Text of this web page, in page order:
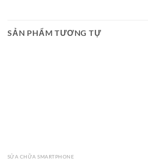
SẢN PHẨM TƯƠNG TỰ
SỬA CHỮA SMARTPHONE